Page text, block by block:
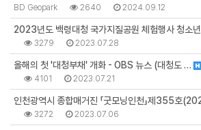
BD Geopark 2640 2024.09.12
2023년도 백령대청 국가지질공원 체험행사 청소
3279 2023.07.28
올해의 첫 '대청부채' 개화 - OBS 뉴스 (대청도 …
4101 2023.07.21
인천광역시 종합매거진 「굿모닝인천」제355호
3272 2023.07.06